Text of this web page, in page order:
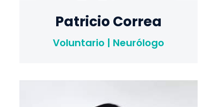
Patricio Correa
Voluntario | Neurólogo